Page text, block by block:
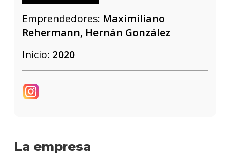
Emprendedores: Maximiliano
Rehermann, Hernán González
Inicio: 2020
La empresa